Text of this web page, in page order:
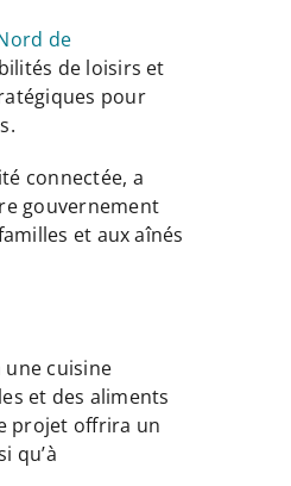
de
de loisirs et
pour
connectée, a
gouvernement
et aux aînés
une cuisine
et des aliments
projet offrira un
qu’à